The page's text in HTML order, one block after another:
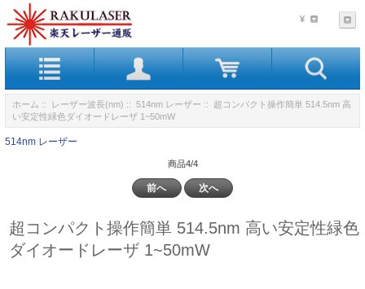
¥
ホーム :: レーザー波長(nm) :: 514nm レーザー :: 超コンパクト操作簡単 514.5nm 高
い安定性緑色ダイオードレーザ 1~50mW
514nm レーザー
商品4/4
前へ 次へ
超コンパクト操作簡単 514.5nm 高い安定性緑色
ダイオードレーザ 1~50mW